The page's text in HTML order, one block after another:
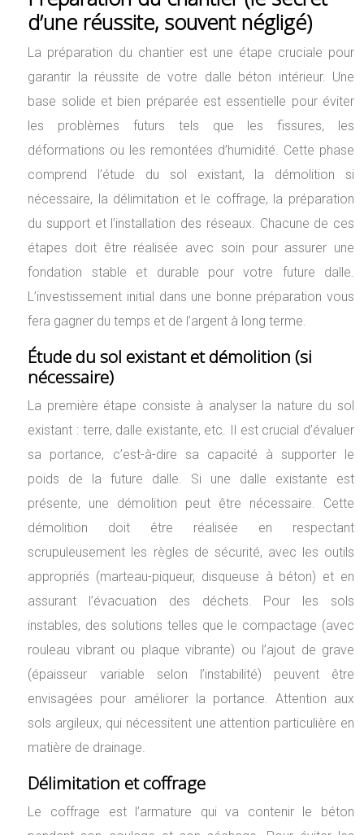
d’une réussite, souvent négligé)
La préparation du chantier est une étape cruciale pour
garantir la réussite de votre dalle béton intérieur. Une
base solide et bien préparée est essentielle pour éviter
les problèmes futurs tels que les fissures, les
déformations ou les remontées d’humidité. Cette phase
comprend l’étude du sol existant, la démolition si
nécessaire, la délimitation et le coffrage, la préparation
du support et l’installation des réseaux. Chacune de ces
étapes doit être réalisée avec soin pour assurer une
fondation stable et durable pour votre future dalle.
L’investissement initial dans une bonne préparation vous
fera gagner du temps et de l’argent à long terme.
Étude du sol existant et démolition (si
nécessaire)
La première étape consiste à analyser la nature du sol
existant : terre, dalle existante, etc. Il est crucial d’évaluer
sa portance, c’est-à-dire sa capacité à supporter le
poids de la future dalle. Si une dalle existante est
présente, une démolition peut être nécessaire. Cette
démolition doit être réalisée en respectant
scrupuleusement les règles de sécurité, avec les outils
appropriés (marteau-piqueur, disqueuse à béton) et en
assurant l’évacuation des déchets. Pour les sols
instables, des solutions telles que le compactage (avec
rouleau vibrant ou plaque vibrante) ou l’ajout de grave
(épaisseur variable selon l’instabilité) peuvent être
envisagées pour améliorer la portance. Attention aux
sols argileux, qui nécessitent une attention particulière en
matière de drainage.
Délimitation et coffrage
Le coffrage est l’armature qui va contenir le béton